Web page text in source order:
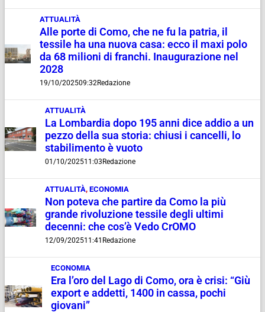
ATTUALITÀ
Alle porte di Como, che ne fu la patria, il
tessile ha una nuova casa: ecco il maxi polo
da 68 milioni di franchi. Inaugurazione nel
2028
19/10/202509:32Redazione
ATTUALITÀ
La Lombardia dopo 195 anni dice addio a un
pezzo della sua storia: chiusi i cancelli, lo
stabilimento è vuoto
01/10/202511:03Redazione
ATTUALITÀ, ECONOMIA
Non poteva che partire da Como la più
grande rivoluzione tessile degli ultimi
decenni: che cos’è Vedo CrOMO
12/09/202511:41 Redazione
ECONOMIA
Era l’oro del Lago di Como, ora è crisi: “Giù
export e addetti, 1400 in cassa, pochi
giovani”